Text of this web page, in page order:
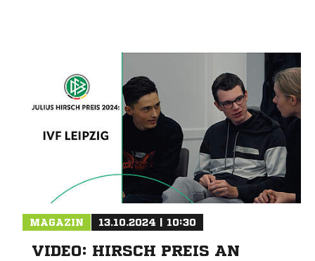
MAGAZIN 13.10.2024 | 10:30
VIDEO: HIRSCH PREIS AN